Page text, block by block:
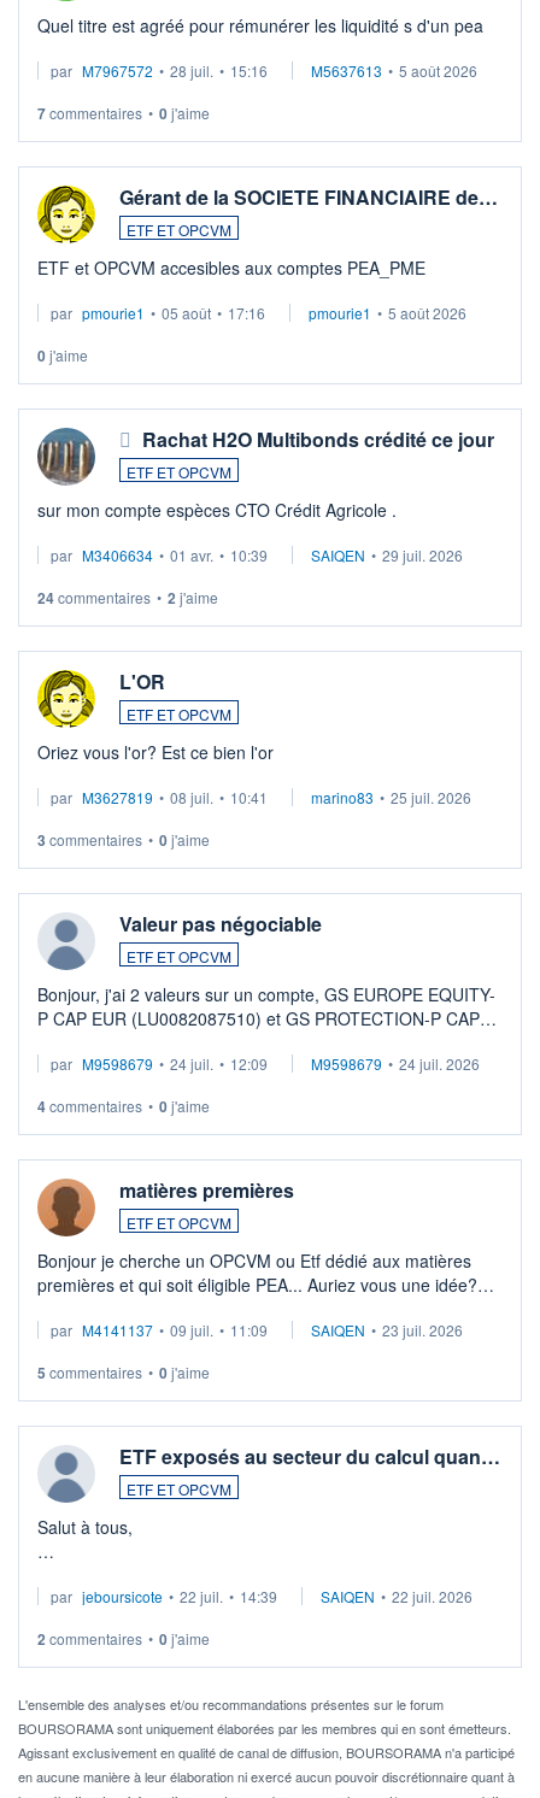
Quel titre est agréé pour rémunérer les liquidité s d'un pea
par M7967572 • 28 juil. • 15:16 M5637613 • 5 août 2026
7commentaires • 0j'aime
Gérant de la SOCIETE FINANCIAIRE de…
ETF ET OPCVM
ETF et OPCVM accesibles aux comptes PEA_PME
par pmourie1 • 05 août • 17:16 pmourie1 • 5 août 2026
0j'aime
Rachat H2O Multibonds crédité ce jour
ETF ET OPCVM
sur mon compte espèces CTO Crédit Agricole .
par M3406634 • 01 avr. • 10:39 SAIQEN • 29 juil. 2026
24commentaires • 2 j'aime
L'OR
ETF ET OPCVM
Oriez vous l'or? Est ce bien l'or
par M3627819 • 08 juil. • 10:41 marino83 • 25 juil. 2026
3 commentaires • 0j'aime
Valeur pas négociable
ETF ET OPCVM
Bonjour, j'ai 2 valeurs sur un compte, GS EUROPE EQUITY-
P CAP EUR (LU0082087510) et GS PROTECTION-P CAP
veux procéder à la vente, on me signale ...
par M9598679 • 24 juil. • 12:09 M9598679 • 24 juil. 2026
4commentaires • 0j'aime
matières premières
ETF ET OPCVM
Bonjour je cherche un OPCVM ou Etf dédié aux matières
premières et qui soit éligible PEA... Auriez vous une idée?
par M4141137 • 09 juil. • 11:09 SAIQEN • 23 juil. 2026
5 commentaires • 0j'aime
ETF exposés au secteur du calcul quan…
ETF ET OPCVM
Salut à tous,
via un ETF plutôt que des actions individuelles.
Idéalement, je voudrais qu'il soit éligible au PEA.
Pour l' ...
par jeboursicote • 22 juil. • 14:39 SAIQEN • 22 juil. 2026
2 commentaires • 0j'aime
L'ensemble des analyses et/ou recommandations présentes sur le forum
BOURSORAMA sont uniquement élaborées par les membres qui en sont émetteurs.
Agissant exclusivement en qualité de canal de diffusion, BOURSORAMA n'a participé
en aucune manière à leur élaboration ni exercé aucun pouvoir discrétionnaire quant à